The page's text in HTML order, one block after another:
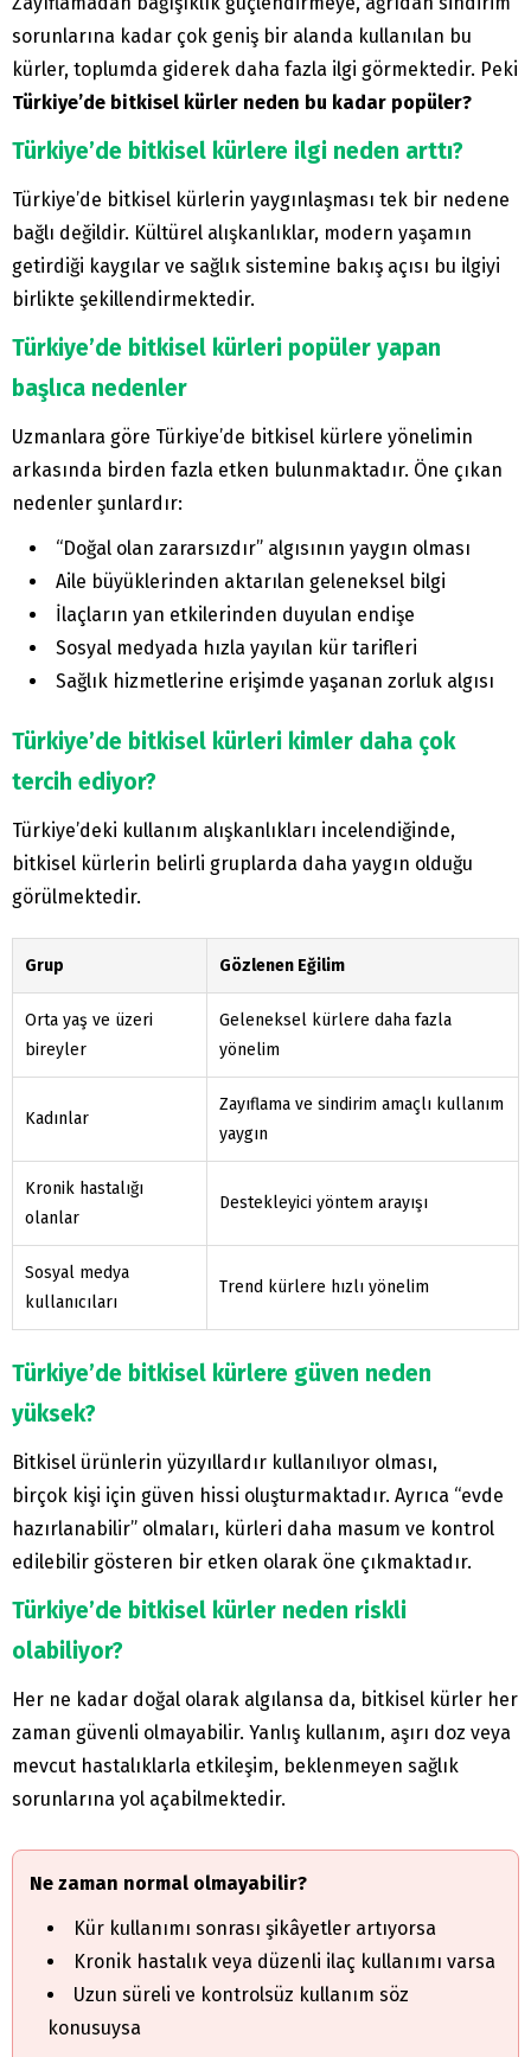
sorunlarına kadar çok geniş bir alanda kullanılan bu
kürler, toplumda giderek daha fazla ilgi görmektedir. Peki
Türkiye’de bitkisel kürler neden bu kadar popüler?
Türkiye’de bitkisel kürlere ilgi neden arttı?
Türkiye’de bitkisel kürlerin yaygınlaşması tek bir nedene
bağlı değildir. Kültürel alışkanlıklar, modern yaşamın
getirdiği kaygılar ve sağlık sistemine bakış açısı bu ilgiyi
birlikte şekillendirmektedir.
Türkiye’de bitkisel kürleri popüler yapan
başlıca nedenler
Uzmanlara göre Türkiye’de bitkisel kürlere yönelimin
arkasında birden fazla etken bulunmaktadır. Öne çıkan
nedenler şunlardır:
“Doğal olan zararsızdır” algısının yaygın olması
Aile büyüklerinden aktarılan geleneksel bilgi
İlaçların yan etkilerinden duyulan endişe
Sosyal medyada hızla yayılan kür tarifleri
Sağlık hizmetlerine erişimde yaşanan zorluk algısı
Türkiye’de bitkisel kürleri kimler daha çok
tercih ediyor?
Türkiye’deki kullanım alışkanlıkları incelendiğinde,
bitkisel kürlerin belirli gruplarda daha yaygın olduğu
görülmektedir.
Grup Gözlenen Eğilim
Orta yaş ve üzeri
bireyler
Geleneksel kürlere daha fazla
yönelim
Kadınlar
Zayıflama ve sindirim amaçlı kullanım
yaygın
Kronik hastalığı
olanlar
Destekleyici yöntem arayışı
Sosyal medya
kullanıcıları
Trend kürlere hızlı yönelim
Türkiye’de bitkisel kürlere güven neden
yüksek?
Bitkisel ürünlerin yüzyıllardır kullanılıyor olması,
birçok kişi için güven hissi oluşturmaktadır. Ayrıca “evde
hazırlanabilir” olmaları, kürleri daha masum ve kontrol
edilebilir gösteren bir etken olarak öne çıkmaktadır.
Türkiye’de bitkisel kürler neden riskli
olabiliyor?
Her ne kadar doğal olarak algılansa da, bitkisel kürler her
zaman güvenli olmayabilir. Yanlış kullanım, aşırı doz veya
mevcut hastalıklarla etkileşim, beklenmeyen sağlık
sorunlarına yol açabilmektedir.
Ne zaman normal olmayabilir?
Kür kullanımı sonrası şikâyetler artıyorsa
Kronik hastalık veya düzenli ilaç kullanımı varsa
Uzun süreli ve kontrolsüz kullanım söz
konusuysa